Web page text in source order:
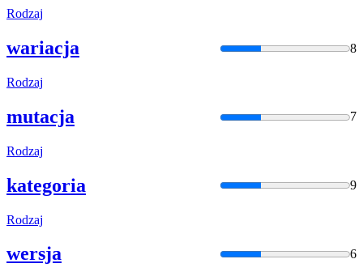
Rodzaj
wariacja 8
Rodzaj
mutacja 7
Rodzaj
kategoria 9
Rodzaj
wersja 6